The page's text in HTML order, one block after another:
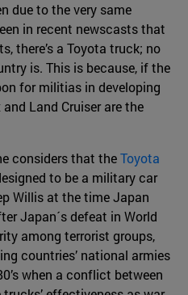
due to the very same
in recent newscasts that
there’s a Toyota truck; no
is. This is because, if the
for militias in developing
Land Cruiser are the
considers that theToyota
to be a military car
Willis at the time Japan
Japan´s defeat in World
among terrorist groups,
countries’ national armies
when a conflict between